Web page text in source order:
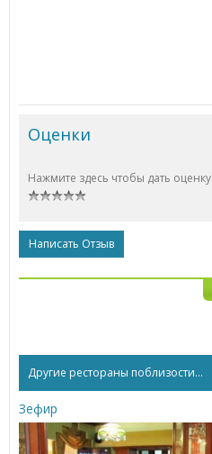
Оценки
Нажмите здесь чтобы дать оценку
Написать Отзыв
Другие рестораны поблизости...
Зефир